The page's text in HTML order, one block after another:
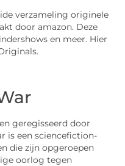
verzameling originele
door amazon. Deze
en meer. Hier
geregisseerd door
is een sciencefiction-
die zijn opgeroepen
oorlog tegen